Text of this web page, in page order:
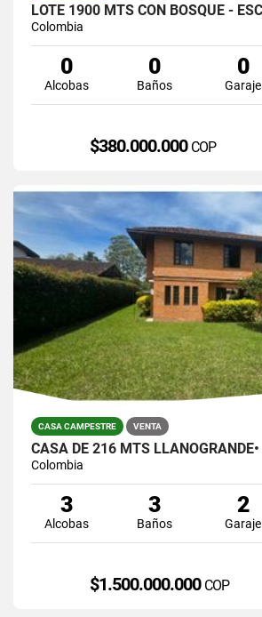
Colombia
0
Alcobas
0
Baños
0
Garaje
$380.000.000 COP
CASA CAMPESTRE VENTA
Colombia
3
Alcobas
3
Baños
2
Garaje
$1.500.000.000 COP